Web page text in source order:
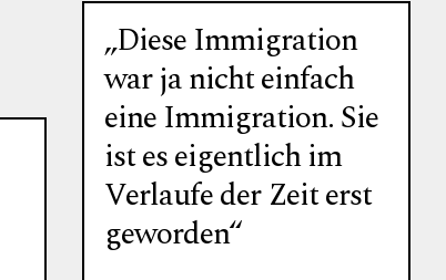
„Diese Immigration
war ja nicht einfach
eine Immigration. Sie
ist es eigentlich im
Verlaufe der Zeit erst
geworden“